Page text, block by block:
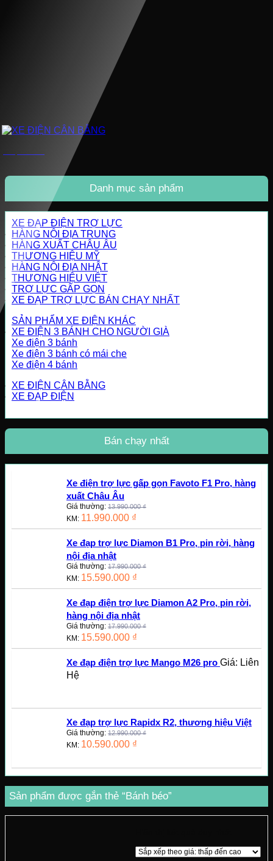
Danh mục sản phẩm
XE ĐẠP ĐIỆN TRỢ LỰC
HÀNG NỘI ĐỊA TRUNG
HÀNG XUẤT CHÂU ÂU
THƯƠNG HIỆU MỸ
HÀNG NỘI ĐỊA NHẬT
THƯƠNG HIỆU VIỆT
TRỢ LỰC GẤP GỌN
XE ĐẠP TRỢ LỰC BÁN CHẠY NHẤT
SẢN PHẨM XE ĐIỆN KHÁC
XE ĐIỆN 3 BÁNH CHO NGƯỜI GIÀ
Xe điện 3 bánh
Xe điện 3 bánh có mái che
Xe điện 4 bánh
XE ĐIỆN CÂN BẰNG
XE ĐẠP ĐIỆN
Bán chạy nhất
Xe điện trợ lực gấp gọn Favoto F1 Pro, hàng
xuất Châu Âu
Giá thường: 13.990.000₫
KM: 11.990.000 ₫
Xe đạp trợ lực Diamon B1 Pro, pin rời, hàng
nội địa nhật
Giá thường: 17.990.000₫
KM: 15.590.000 ₫
Xe đạp điện trợ lực Diamon A2 Pro, pin rời,
hàng nội địa nhật
Giá thường: 17.990.000₫
KM: 15.590.000 ₫
Xe đạp điện trợ lực Mango M26 pro Giá: Liên
Hệ
Xe đạp trợ lực Rapidx R2, thương hiệu Việt
Giá thường: 12.990.000₫
KM: 10.590.000 ₫
Sản phẩm được gắn thẻ “Bánh béo”